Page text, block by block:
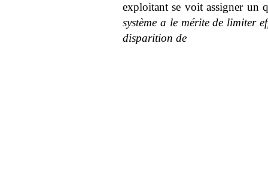
exploitant se voit assigner un
système a le mérite de limiter
disparition de